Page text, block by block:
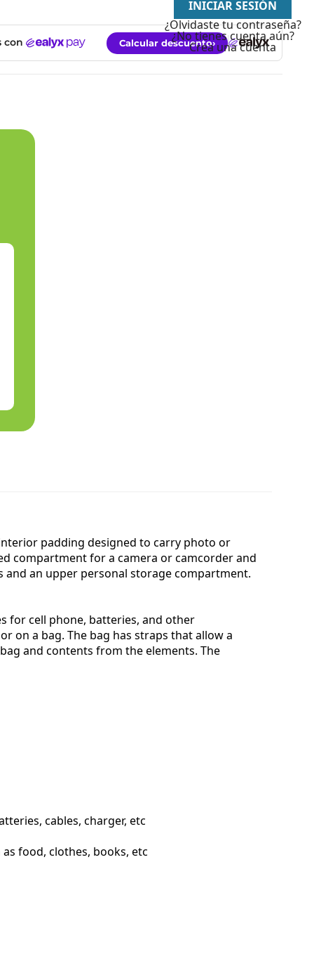
INICIAR SESIÓN
¿Olvidaste tu contraseña?
¿No tienes cuenta aún?
Crea una cuenta
padding designed to carry photo or
compartment for a camera or camcorder and
and an upper personal storage compartment.
for cell phone, batteries, and other
on a bag. The bag has straps that allow a
and contents from the elements. The
cables, charger, etc
food, clothes, books, etc